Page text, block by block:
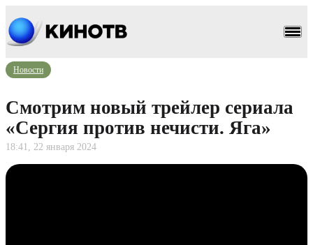
Новости
Смотрим новый трейлер сериала
«Сергия против нечисти. Яга»
18:41, 22 января 2024